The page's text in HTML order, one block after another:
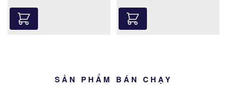
SẢN PHẨM BÁN CHẠY